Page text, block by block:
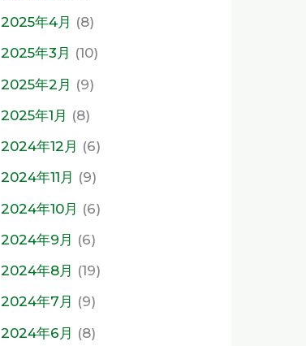
2025年4月 (8)
2025年3月 (10)
2025年2月 (9)
2025年1月 (8)
2024年12月 (6)
2024年11月 (9)
2024年10月 (6)
2024年9月 (6)
2024年8月 (19)
2024年7月 (9)
2024年6月 (8)